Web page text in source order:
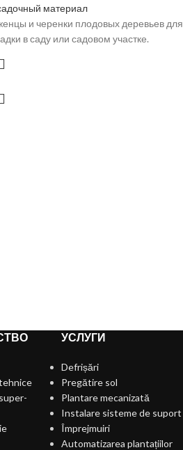
материал
и черенки плодовых деревьев для
в саду или садовом участке.
УСЛУГИ
Defrișări
Pregătire sol
Plantare mecanizată
Instalare sisteme de suport
Împrejmuiri
Automatizarea plantațiilor